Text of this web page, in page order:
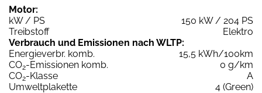
Motor:
kW / PS
150 kW / 204 PS
Treibstoff
Elektro
Verbrauch und Emissionen nach WLTP:
Energieverbr. komb.
15,5 kWh/100km
CO2-Emissionen komb.
0 g/km
CO2-Klasse
A
Umweltplakette
4 (Green)